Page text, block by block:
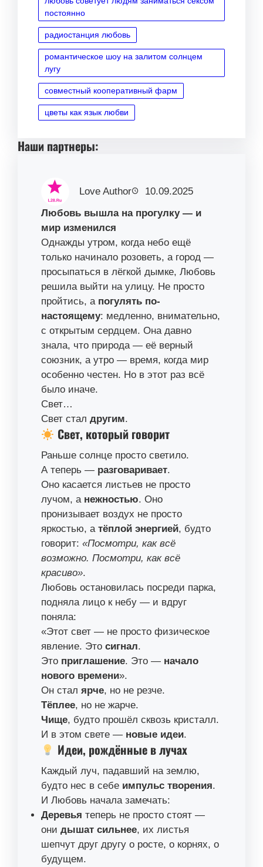
постоянно
радиостанция любовь
романтическое шоу на залитом солнцем
лугу
совместный кооперативный фарм
цветы как язык любви
Наши партнеры:
Love Author
10.09.2025
Любовь вышла на прогулку — и
мир изменился
Однажды утром, когда небо ещё
только начинало розоветь, а город —
просыпаться в лёгкой дымке, Любовь
решила выйти на улицу. Не просто
пройтись, а погулять по-
настоящему: медленно, внимательно,
с открытым сердцем. Она давно
знала, что природа — её верный
союзник, а утро — время, когда мир
особенно честен. Но в этот раз всё
было иначе.
Свет…
Свет стал другим.
Свет, который говорит
Раньше солнце просто светило.
А теперь — разговаривает.
Оно касается листьев не просто
лучом, а нежностью. Оно
пронизывает воздух не просто
яркостью, а тёплой энергией, будто
говорит: «Посмотри, как всё
возможно. Посмотри, как всё
красиво».
Любовь остановилась посреди парка,
подняла лицо к небу — и вдруг
поняла:
«Этот свет — не просто физическое
явление. Это сигнал.
Это приглашение. Это — начало
нового времени».
Он стал ярче, но не резче.
Тёплее, но не жарче.
Чище, будто прошёл сквозь кристалл.
И в этом свете — новые идеи.
Идеи, рождённые в лучах
Каждый луч, падавший на землю,
будто нес в себе импульс творения.
И Любовь начала замечать:
Деревья теперь не просто стоят —
они дышат сильнее, их листья
шепчут друг другу о росте, о корнях, о
будущем.